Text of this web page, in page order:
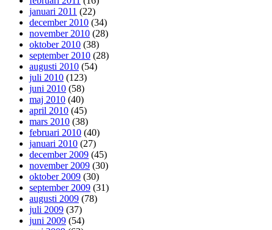
januari 2011 (22)
december 2010 (34)
november 2010 (28)
oktober 2010 (38)
september 2010 (28)
augusti 2010 (54)
juli 2010 (123)
juni 2010 (58)
maj 2010 (40)
april 2010 (45)
mars 2010 (38)
februari 2010 (40)
januari 2010 (27)
december 2009 (45)
november 2009 (30)
oktober 2009 (30)
september 2009 (31)
augusti 2009 (78)
juli 2009 (37)
juni 2009 (54)